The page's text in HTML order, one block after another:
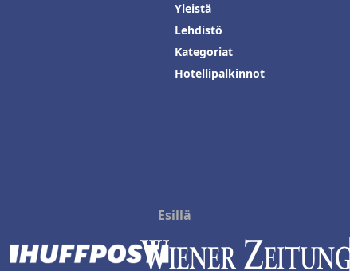
Yleistä
Lehdistö
Kategoriat
Hotellipalkinnot
Esillä